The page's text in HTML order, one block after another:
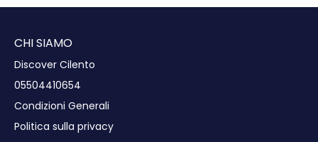
CHI SIAMO
Discover Cilento
05504410654
Condizioni Generali
Politica sulla privacy